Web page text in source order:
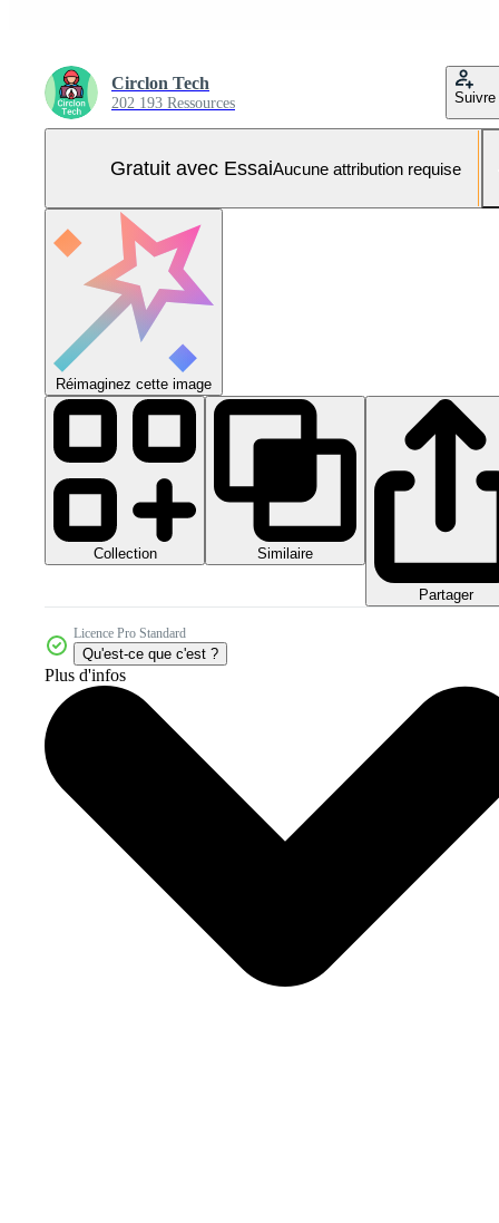
Circlon Tech
202 193 Ressources Suivre
Gratuit avec EssaiAucune attribution requise
Réimaginez cette image
Collection Similaire
Partager
Licence Pro Standard
Qu'est-ce que c'est ?
Plus d'infos